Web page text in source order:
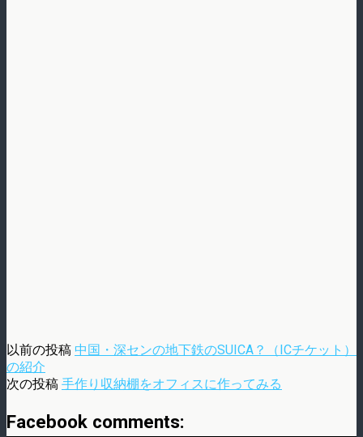
以前の投稿 中国・深センの地下鉄のSUICA？（ICチケット）
の紹介
次の投稿 手作り収納棚をオフィスに作ってみる
Facebook comments: